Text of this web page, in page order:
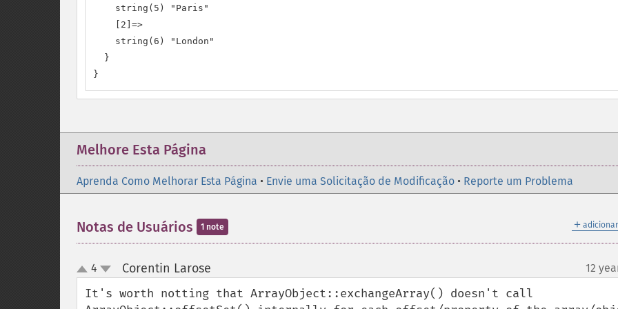
    string(5) "Paris"
    [2]=>
    string(6) "London"
  }
}
Melhore Esta Página
Aprenda Como Melhorar Esta Página • Envie uma Solicitação de Modificação • Reporte um Problema
＋
Notas de Usuários 1 note
up
down
4 Corentin Larose 12
It's worth notting that ArrayObject::exchangeArray() doesn't call